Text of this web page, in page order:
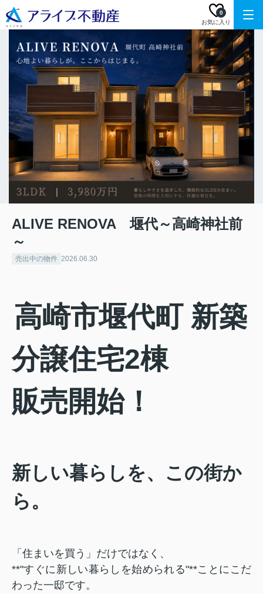
お気に入り
0
ALIVE RENOVA 堰代～高崎神社前
～
売出中の物件 2026.06.30
高崎市堰代町 新築
分譲住宅2棟
販売開始！
新しい暮らしを、この街か
ら。
「住まいを買う」だけではなく、
**"すぐに新しい暮らしを始められる"**ことにこだ
わった一邸です。